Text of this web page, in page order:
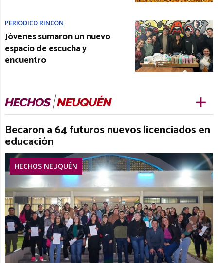
PERIÓDICO RINCÓN
Jóvenes sumaron un nuevo
espacio de escucha y
encuentro
Becaron a 64 futuros nuevos licenciados en
educación
HECHOS NEUQUÉN